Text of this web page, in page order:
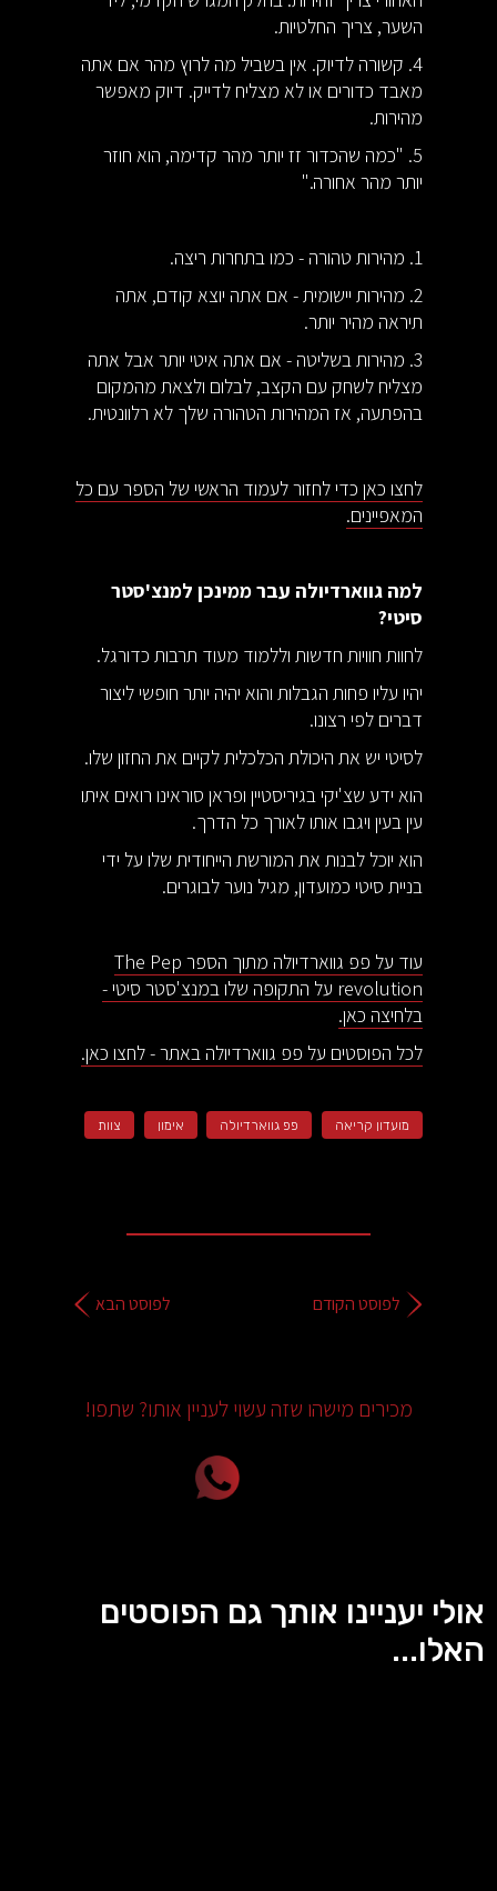
השער, צריך החלטיות.
4. קשורה לדיוק. אין בשביל מה לרוץ מהר אם אתה
מאבד כדורים או לא מצליח לדייק. דיוק מאפשר
מהירות.
5. "כמה שהכדור זז יותר מהר קדימה, הוא חוזר
יותר מהר אחורה."
1. מהירות טהורה - כמו בתחרות ריצה.
2. מהירות יישומית - אם אתה יוצא קודם, אתה
תיראה מהיר יותר.
3. מהירות בשליטה - אם אתה איטי יותר אבל אתה
מצליח לשחק עם הקצב, לבלום ולצאת מהמקום
בהפתעה, אז המהירות הטהורה שלך לא רלוונטית.
לחצו כאן כדי לחזור לעמוד הראשי של הספר עם כל
המאפיינים.
למה גווארדיולה עבר ממינכן למנצ'סטר
סיטי?
לחוות חוויות חדשות וללמוד מעוד תרבות כדורגל.
יהיו עליו פחות הגבלות והוא יהיה יותר חופשי ליצור
דברים לפי רצונו.
לסיטי יש את היכולת הכלכלית לקיים את החזון שלו.
הוא ידע שצ'יקי בגיריסטיין ופראן סוראינו רואים איתו
עין בעין ויגבו אותו לאורך כל הדרך.
הוא יוכל לבנות את המורשת הייחודית שלו על ידי
בניית סיטי כמועדון, מגיל נוער לבוגרים.
עוד על פפ גווארדיולה מתוך הספר The Pep
revolution על התקופה שלו במנצ'סטר סיטי -
בלחיצה כאן.
לכל הפוסטים על פפ גווארדיולה באתר - לחצו כאן.
מועדון קריאה פפ גווארדיולה אימון צוות
לפוסט הקודם לפוסט הבא
מכירים מישהו שזה עשוי לעניין אותו? שתפו!
אולי יעניינו אותך גם הפוסטים
האלו...